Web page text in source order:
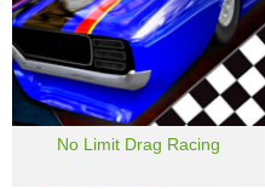
No Limit Drag Racing